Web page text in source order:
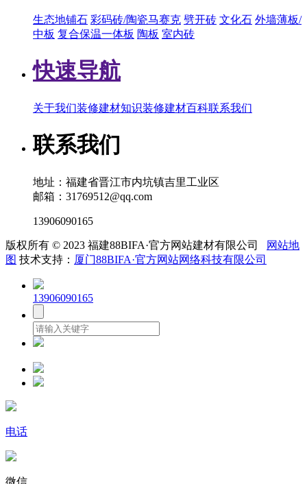
生态地铺石 彩码砖/陶瓷马赛克 劈开砖 文化石 外墙薄板/
中板 复合保温一体板 陶板 室内砖
快速导航
关于我们装修建材知识装修建材百科联系我们
联系我们
地址：福建省晋江市内坑镇吉里工业区
邮箱：31769512@qq.com
13906090165
版权所有 © 2023 福建88BIFA·官方网站建材有限公司
网站地
图 技术支持： 厦门88BIFA·官方网站网络科技有限公司
13906090165
电话
微信